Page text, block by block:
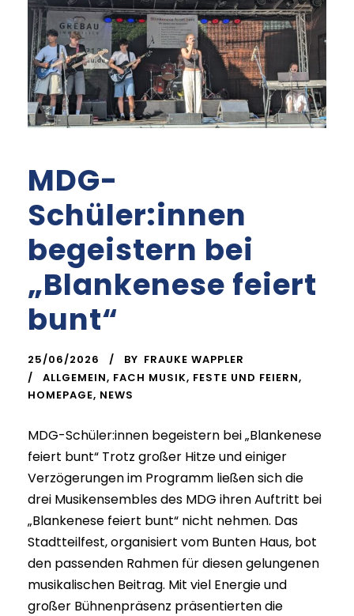
MDG-
Schüler:innen
begeistern bei
„Blankenese feiert
bunt“
25/06/2026 BY FRAUKE WAPPLER
ALLGEMEIN, FACH MUSIK, FESTE UND FEIERN,
HOMEPAGE, NEWS
MDG-Schüler:innen begeistern bei „Blankenese
feiert bunt“ Trotz großer Hitze und einiger
Verzögerungen im Programm ließen sich die
drei Musikensembles des MDG ihren Auftritt bei
„Blankenese feiert bunt“ nicht nehmen. Das
Stadtteilfest, organisiert vom Bunten Haus, bot
den passenden Rahmen für diesen gelungenen
musikalischen Beitrag. Mit viel Energie und
großer Bühnenpräsenz präsentierten die